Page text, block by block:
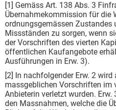
[1] Gemäss Art. 138 Abs. 3
Übernahmekommission für die
ordnungsgemässen Zustandes
Missständen zu sorgen, wenn
der Vorschriften des vierten
öffentlichen Kaufangebote
Ausführungen in Erw. 3).
[2] In nachfolgender Erw. 2
massgeblichen Vorschriften im
Anbieterin verletzt wurden.
den Massnahmen, welche die